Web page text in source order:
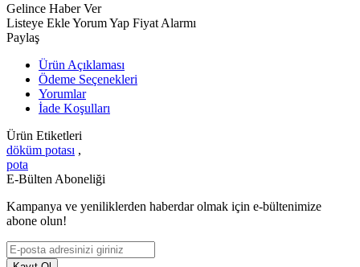
Gelince Haber Ver
Listeye EkleYorum Yap Fiyat Alarmı
Paylaş
Ürün Açıklaması
Ödeme Seçenekleri
Yorumlar
İade Koşulları
Ürün Etiketleri
döküm potası ,
pota
E-Bülten Aboneliği
Kampanya ve yeniliklerden haberdar olmak için e-bültenimize
abone olun!